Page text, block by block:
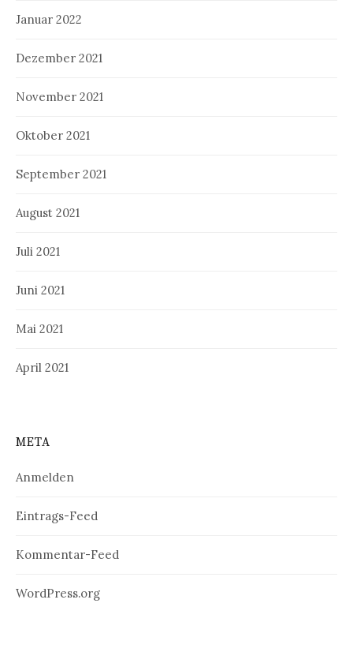
Januar 2022
Dezember 2021
November 2021
Oktober 2021
September 2021
August 2021
Juli 2021
Juni 2021
Mai 2021
April 2021
META
Anmelden
Eintrags-Feed
Kommentar-Feed
WordPress.org